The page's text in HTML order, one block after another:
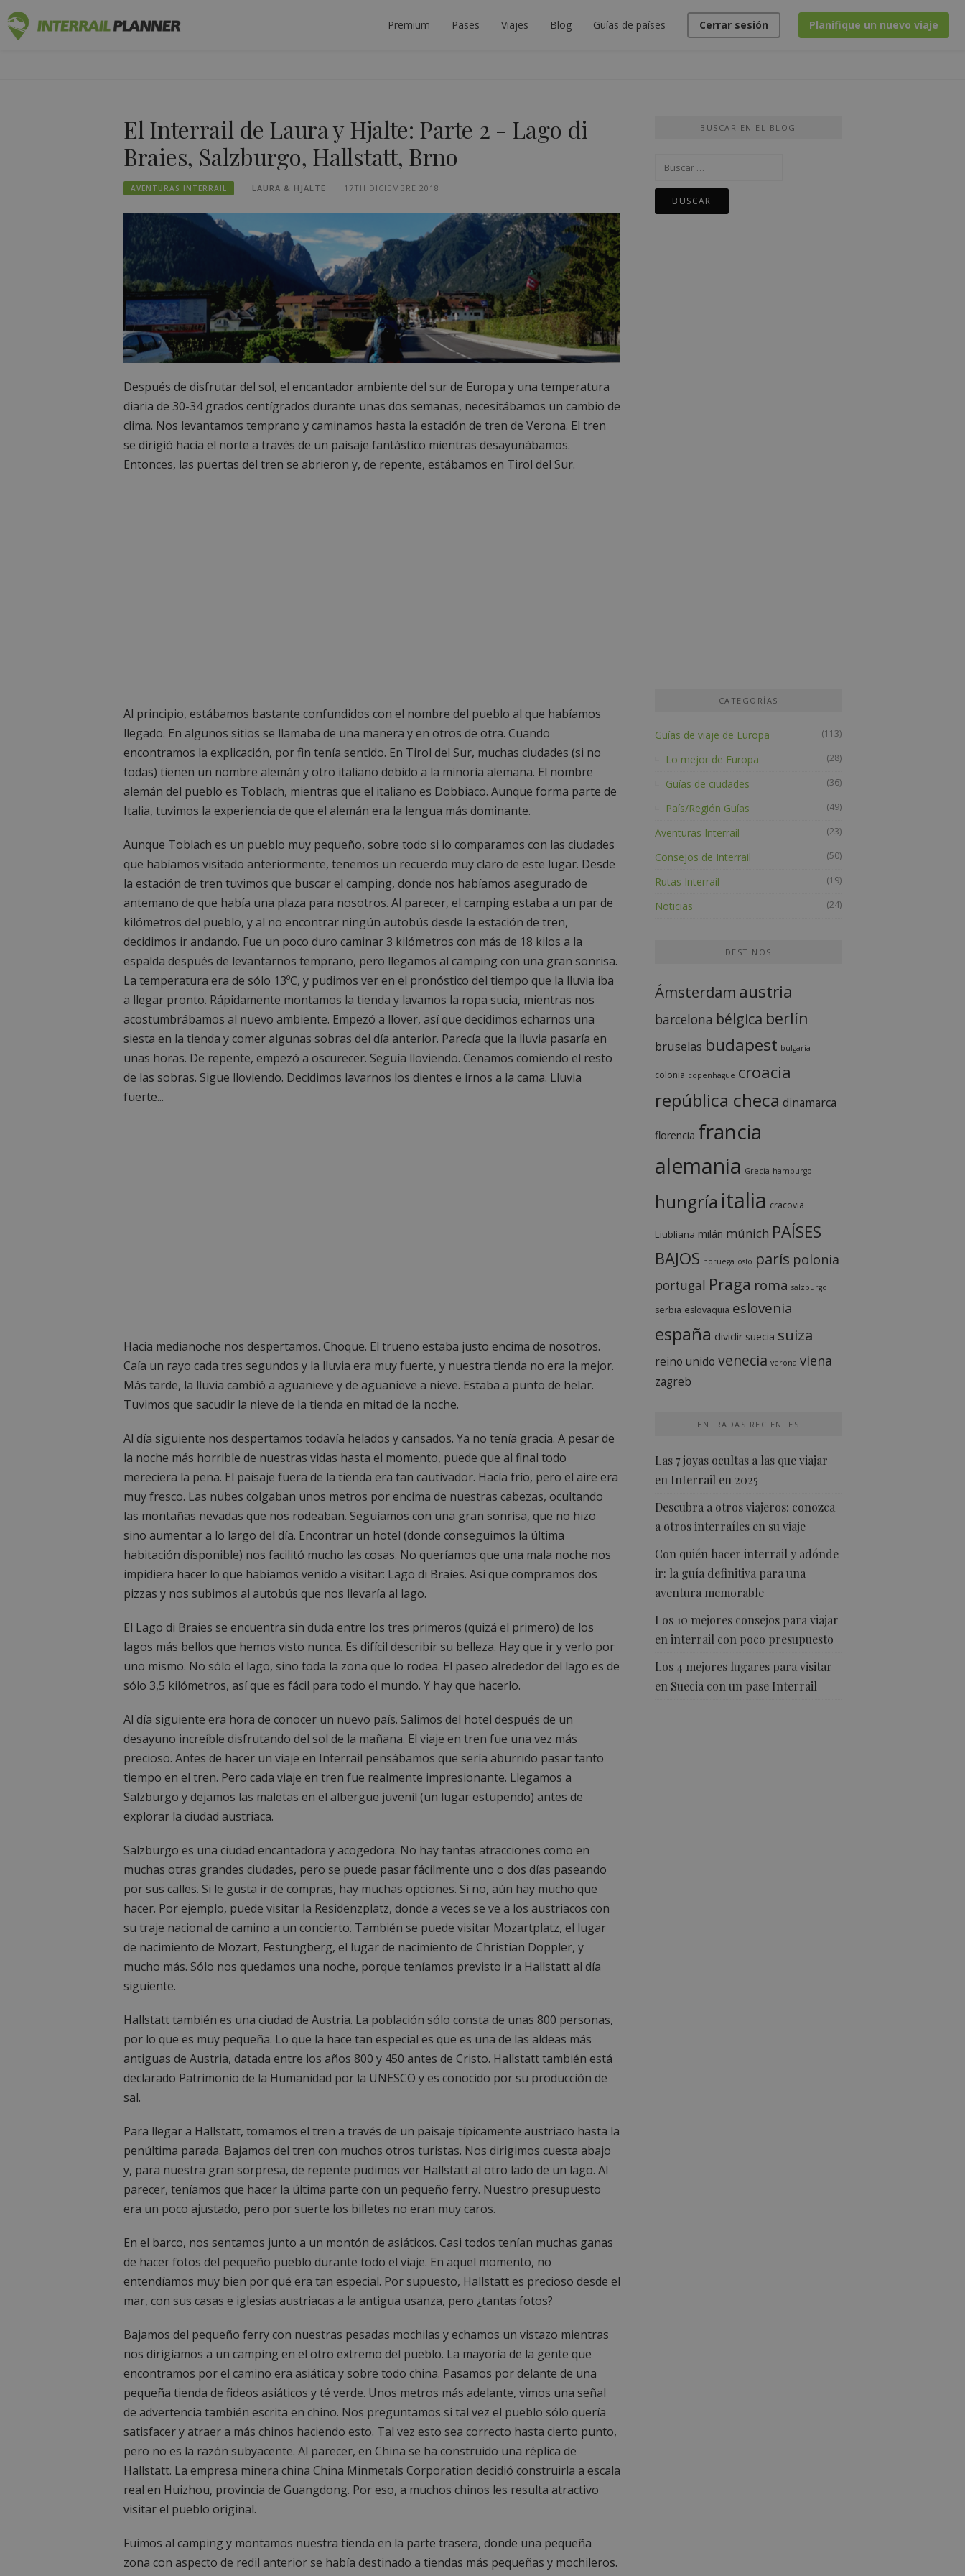
Premium Pases Viajes Blog Guías de países Cerrar sesión Planifique un nuevo viaje
El Interrail de Laura y Hjalte: Parte 2 - Lago di
Braies, Salzburgo, Hallstatt, Brno
AVENTURAS INTERRAIL LAURA & HJALTE 17TH DICIEMBRE 2018
Después de disfrutar del sol, el encantador ambiente del sur de Europa y una temperatura
diaria de 30-34 grados centígrados durante unas dos semanas, necesitábamos un cambio de
clima. Nos levantamos temprano y caminamos hasta la estación de tren de Verona. El tren
se dirigió hacia el norte a través de un paisaje fantástico mientras desayunábamos.
Entonces, las puertas del tren se abrieron y, de repente, estábamos en Tirol del Sur.
Al principio, estábamos bastante confundidos con el nombre del pueblo al que habíamos
llegado. En algunos sitios se llamaba de una manera y en otros de otra. Cuando
encontramos la explicación, por fin tenía sentido. En Tirol del Sur, muchas ciudades (si no
todas) tienen un nombre alemán y otro italiano debido a la minoría alemana. El nombre
alemán del pueblo es Toblach, mientras que el italiano es Dobbiaco. Aunque forma parte de
Italia, tuvimos la experiencia de que el alemán era la lengua más dominante.
Aunque Toblach es un pueblo muy pequeño, sobre todo si lo comparamos con las ciudades
que habíamos visitado anteriormente, tenemos un recuerdo muy claro de este lugar. Desde
la estación de tren tuvimos que buscar el camping, donde nos habíamos asegurado de
antemano de que había una plaza para nosotros. Al parecer, el camping estaba a un par de
kilómetros del pueblo, y al no encontrar ningún autobús desde la estación de tren,
decidimos ir andando. Fue un poco duro caminar 3 kilómetros con más de 18 kilos a la
espalda después de levantarnos temprano, pero llegamos al camping con una gran sonrisa.
La temperatura era de sólo 13ºC, y pudimos ver en el pronóstico del tiempo que la lluvia iba
a llegar pronto. Rápidamente montamos la tienda y lavamos la ropa sucia, mientras nos
acostumbrábamos al nuevo ambiente. Empezó a llover, así que decidimos echarnos una
siesta en la tienda y comer algunas sobras del día anterior. Parecía que la lluvia pasaría en
unas horas. De repente, empezó a oscurecer. Seguía lloviendo. Cenamos comiendo el resto
de las sobras. Sigue lloviendo. Decidimos lavarnos los dientes e irnos a la cama. Lluvia
fuerte...
Hacia medianoche nos despertamos. Choque. El trueno estaba justo encima de nosotros.
Caía un rayo cada tres segundos y la lluvia era muy fuerte, y nuestra tienda no era la mejor.
Más tarde, la lluvia cambió a aguanieve y de aguanieve a nieve. Estaba a punto de helar.
Tuvimos que sacudir la nieve de la tienda en mitad de la noche.
Al día siguiente nos despertamos todavía helados y cansados. Ya no tenía gracia. A pesar de
la noche más horrible de nuestras vidas hasta el momento, puede que al final todo
mereciera la pena. El paisaje fuera de la tienda era tan cautivador. Hacía frío, pero el aire era
muy fresco. Las nubes colgaban unos metros por encima de nuestras cabezas, ocultando
las montañas nevadas que nos rodeaban. Seguíamos con una gran sonrisa, que no hizo
sino aumentar a lo largo del día. Encontrar un hotel (donde conseguimos la última
habitación disponible) nos facilitó mucho las cosas. No queríamos que una mala noche nos
impidiera hacer lo que habíamos venido a visitar: Lago di Braies. Así que compramos dos
pizzas y nos subimos al autobús que nos llevaría al lago.
El Lago di Braies se encuentra sin duda entre los tres primeros (quizá el primero) de los
lagos más bellos que hemos visto nunca. Es difícil describir su belleza. Hay que ir y verlo por
uno mismo. No sólo el lago, sino toda la zona que lo rodea. El paseo alrededor del lago es de
sólo 3,5 kilómetros, así que es fácil para todo el mundo. Y hay que hacerlo.
Al día siguiente era hora de conocer un nuevo país. Salimos del hotel después de un
desayuno increíble disfrutando del sol de la mañana. El viaje en tren fue una vez más
precioso. Antes de hacer un viaje en Interrail pensábamos que sería aburrido pasar tanto
tiempo en el tren. Pero cada viaje en tren fue realmente impresionante. Llegamos a
Salzburgo y dejamos las maletas en el albergue juvenil (un lugar estupendo) antes de
explorar la ciudad austriaca.
Salzburgo es una ciudad encantadora y acogedora. No hay tantas atracciones como en
muchas otras grandes ciudades, pero se puede pasar fácilmente uno o dos días paseando
por sus calles. Si le gusta ir de compras, hay muchas opciones. Si no, aún hay mucho que
hacer. Por ejemplo, puede visitar la Residenzplatz, donde a veces se ve a los austriacos con
su traje nacional de camino a un concierto. También se puede visitar Mozartplatz, el lugar
de nacimiento de Mozart, Festungberg, el lugar de nacimiento de Christian Doppler, y
mucho más. Sólo nos quedamos una noche, porque teníamos previsto ir a Hallstatt al día
siguiente.
Hallstatt también es una ciudad de Austria. La población sólo consta de unas 800 personas,
por lo que es muy pequeña. Lo que la hace tan especial es que es una de las aldeas más
antiguas de Austria, datada entre los años 800 y 450 antes de Cristo. Hallstatt también está
declarado Patrimonio de la Humanidad por la UNESCO y es conocido por su producción de
sal.
Para llegar a Hallstatt, tomamos el tren a través de un paisaje típicamente austriaco hasta la
penúltima parada. Bajamos del tren con muchos otros turistas. Nos dirigimos cuesta abajo
y, para nuestra gran sorpresa, de repente pudimos ver Hallstatt al otro lado de un lago. Al
parecer, teníamos que hacer la última parte con un pequeño ferry. Nuestro presupuesto
era un poco ajustado, pero por suerte los billetes no eran muy caros.
En el barco, nos sentamos junto a un montón de asiáticos. Casi todos tenían muchas ganas
de hacer fotos del pequeño pueblo durante todo el viaje. En aquel momento, no
entendíamos muy bien por qué era tan especial. Por supuesto, Hallstatt es precioso desde el
mar, con sus casas e iglesias austriacas a la antigua usanza, pero ¿tantas fotos?
Bajamos del pequeño ferry con nuestras pesadas mochilas y echamos un vistazo mientras
nos dirigíamos a un camping en el otro extremo del pueblo. La mayoría de la gente que
encontramos por el camino era asiática y sobre todo china. Pasamos por delante de una
pequeña tienda de fideos asiáticos y té verde. Unos metros más adelante, vimos una señal
de advertencia también escrita en chino. Nos preguntamos si tal vez el pueblo sólo quería
satisfacer y atraer a más chinos haciendo esto. Tal vez esto sea correcto hasta cierto punto,
pero no es la razón subyacente. Al parecer, en China se ha construido una réplica de
Hallstatt. La empresa minera china China Minmetals Corporation decidió construirla a escala
real en Huizhou, provincia de Guangdong. Por eso, a muchos chinos les resulta atractivo
visitar el pueblo original.
Fuimos al camping y montamos nuestra tienda en la parte trasera, donde una pequeña
zona con aspecto de redil anterior se había destinado a tiendas más pequeñas y mochileros.
BUSCAR EN EL BLOG
Buscar:
CATEGORÍAS
Guías de viaje de Europa (113)
Lo mejor de Europa (28)
Guías de ciudades (36)
País/Región Guías (49)
Aventuras Interrail (23)
Consejos de Interrail (50)
Rutas Interrail (19)
Noticias (24)
DESTINOS
Ámsterdam austria
barcelona bélgica berlín
bruselas budapest bulgaria
colonia copenhague croacia
república checa dinamarca
florencia francia
alemania Grecia hamburgo
hungría italia cracovia
Liubliana milán múnich PAÍSES
BAJOS noruega oslo parís polonia
portugal Praga roma salzburgo
serbia eslovaquia eslovenia
españa dividir suecia suiza
reino unido venecia verona viena
zagreb
ENTRADAS RECIENTES
Las 7 joyas ocultas a las que viajar
en Interrail en 2025
Descubra a otros viajeros: conozca
a otros interraíles en su viaje
Con quién hacer interrail y adónde
ir: la guía definitiva para una
aventura memorable
Los 10 mejores consejos para viajar
en interrail con poco presupuesto
Los 4 mejores lugares para visitar
en Suecia con un pase Interrail